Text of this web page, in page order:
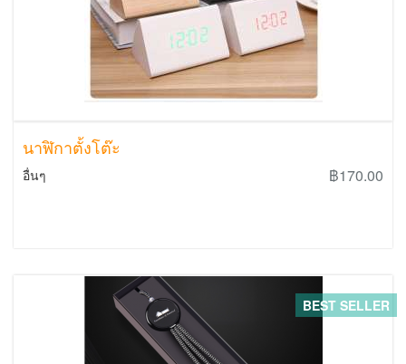
นาฬิกาตั้งโต๊ะ
อื่นๆ ฿170.00
BEST SELLER